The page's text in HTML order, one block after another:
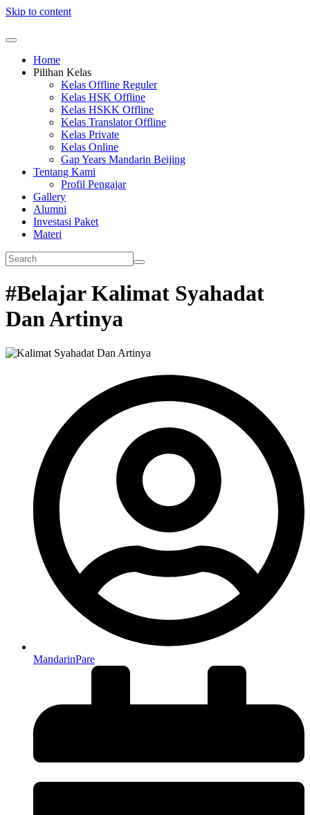
Skip to content
Home
Pilihan Kelas
Kelas Offline Reguler
Kelas HSK Offline
Kelas HSKK Offline
Kelas Translator Offline
Kelas Private
Kelas Online
Gap Years Mandarin Beijing
Tentang Kami
Profil Pengajar
Gallery
Alumni
Investasi Paket
Materi
#Belajar Kalimat Syahadat
Dan Artinya
MandarinPare